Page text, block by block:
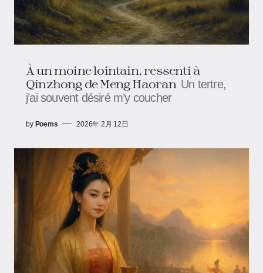
À un moine lointain, ressenti à
Qinzhong de Meng Haoran Un tertre,
j’ai souvent désiré m’y coucher
by Poems 2026年 2月 12日